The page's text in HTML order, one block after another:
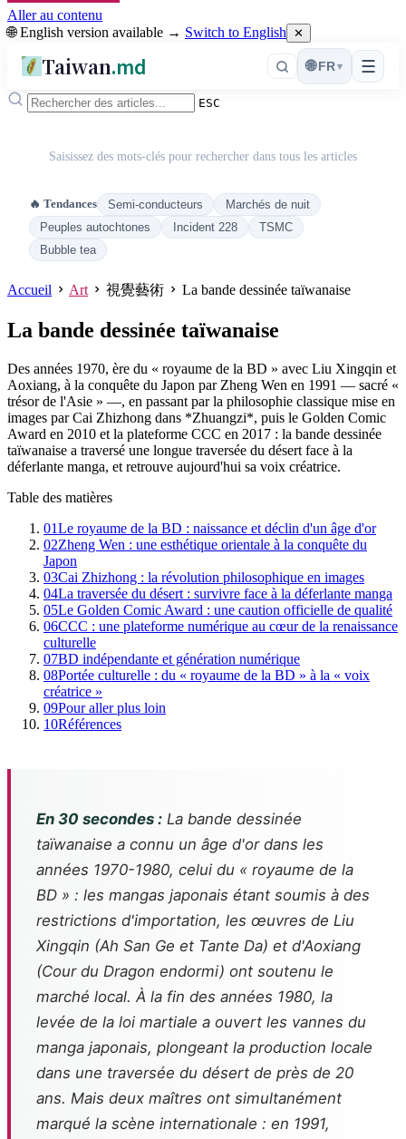
Aller au contenu
🌐 English version available → Switch to English ✕
Taiwan.md ☰
🌐 FR ▾
ESC
Saisissez des mots-clés pour rechercher dans tous les articles
🔥 Tendances Semi-conducteurs
Marchés de nuit
Peuples autochtones
Incident 228
TSMC
Bubble tea
Accueil Art 視覺藝術 La bande dessinée taïwanaise
La bande dessinée taïwanaise
Des années 1970, ère du « royaume de la BD » avec Liu Xingqin et
Aoxiang, à la conquête du Japon par Zheng Wen en 1991 — sacré «
trésor de l'Asie » —, en passant par la philosophie classique mise en
images par Cai Zhizhong dans *Zhuangzi*, puis le Golden Comic
Award en 2010 et la plateforme CCC en 2017 : la bande dessinée
taïwanaise a traversé une longue traversée du désert face à la
déferlante manga, et retrouve aujourd'hui sa voix créatrice.
Table des matières
01Le royaume de la BD : naissance et déclin d'un âge d'or
02Zheng Wen : une esthétique orientale à la conquête du
Japon
03Cai Zhizhong : la révolution philosophique en images
04La traversée du désert : survivre face à la déferlante manga
05Le Golden Comic Award : une caution officielle de qualité
06CCC : une plateforme numérique au cœur de la renaissance
culturelle
07BD indépendante et génération numérique
08Portée culturelle : du « royaume de la BD » à la « voix
créatrice »
09Pour aller plus loin
10Références
En 30 secondes : La bande dessinée
taïwanaise a connu un âge d'or dans les
années 1970-1980, celui du « royaume de la
BD » : les mangas japonais étant soumis à des
restrictions d'importation, les œuvres de Liu
Xingqin (Ah San Ge et Tante Da) et d'Aoxiang
(Cour du Dragon endormi) ont soutenu le
marché local. À la fin des années 1980, la
levée de la loi martiale a ouvert les vannes du
manga japonais, plongeant la production locale
dans une traversée du désert de près de 20
ans. Mais deux maîtres ont simultanément
marqué la scène internationale : en 1991,